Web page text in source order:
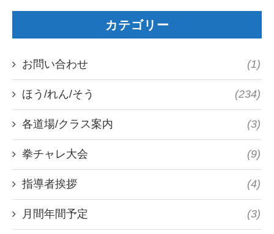
カテゴリー
お問い合わせ (1)
ほう/れん/そう (234)
各道場/クラス案内 (3)
拳チャレ大会 (9)
指導者挨拶 (4)
月間年間予定 (3)